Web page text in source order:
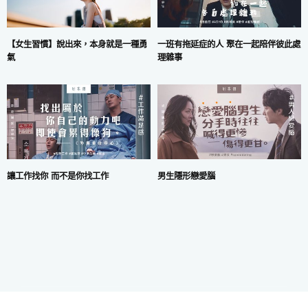
【女生習慣】說出來，本身就是一種勇
氣
一班有拖延症的人 聚在一起陪伴彼此處
理雜事
讓工作找你 而不是你找工作 男生隱形戀愛腦